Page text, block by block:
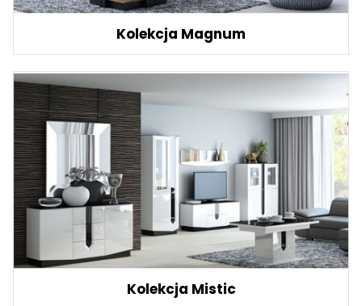
Kolekcja Magnum
Kolekcja Mistic